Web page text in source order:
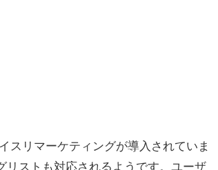
スリマーケティングが導入されていま
リストも対応されるようです。ユーザ